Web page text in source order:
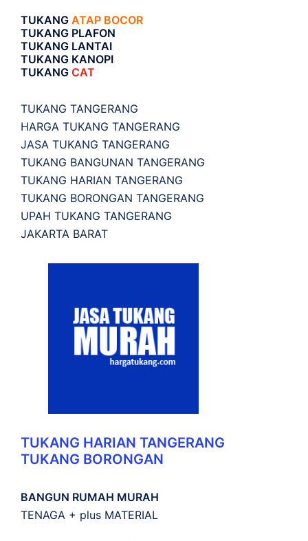
TUKANG ATAP BOCOR
TUKANG PLAFON
TUKANG LANTAI
TUKANG KANOPI
TUKANG CAT
TUKANG TANGERANG
HARGA TUKANG TANGERANG
JASA TUKANG TANGERANG
TUKANG BANGUNAN TANGERANG
TUKANG HARIAN TANGERANG
TUKANG BORONGAN TANGERANG
UPAH TUKANG TANGERANG
JAKARTA BARAT
TUKANG HARIAN TANGERANG
TUKANG BORONGAN
BANGUN RUMAH MURAH
TENAGA + plus MATERIAL